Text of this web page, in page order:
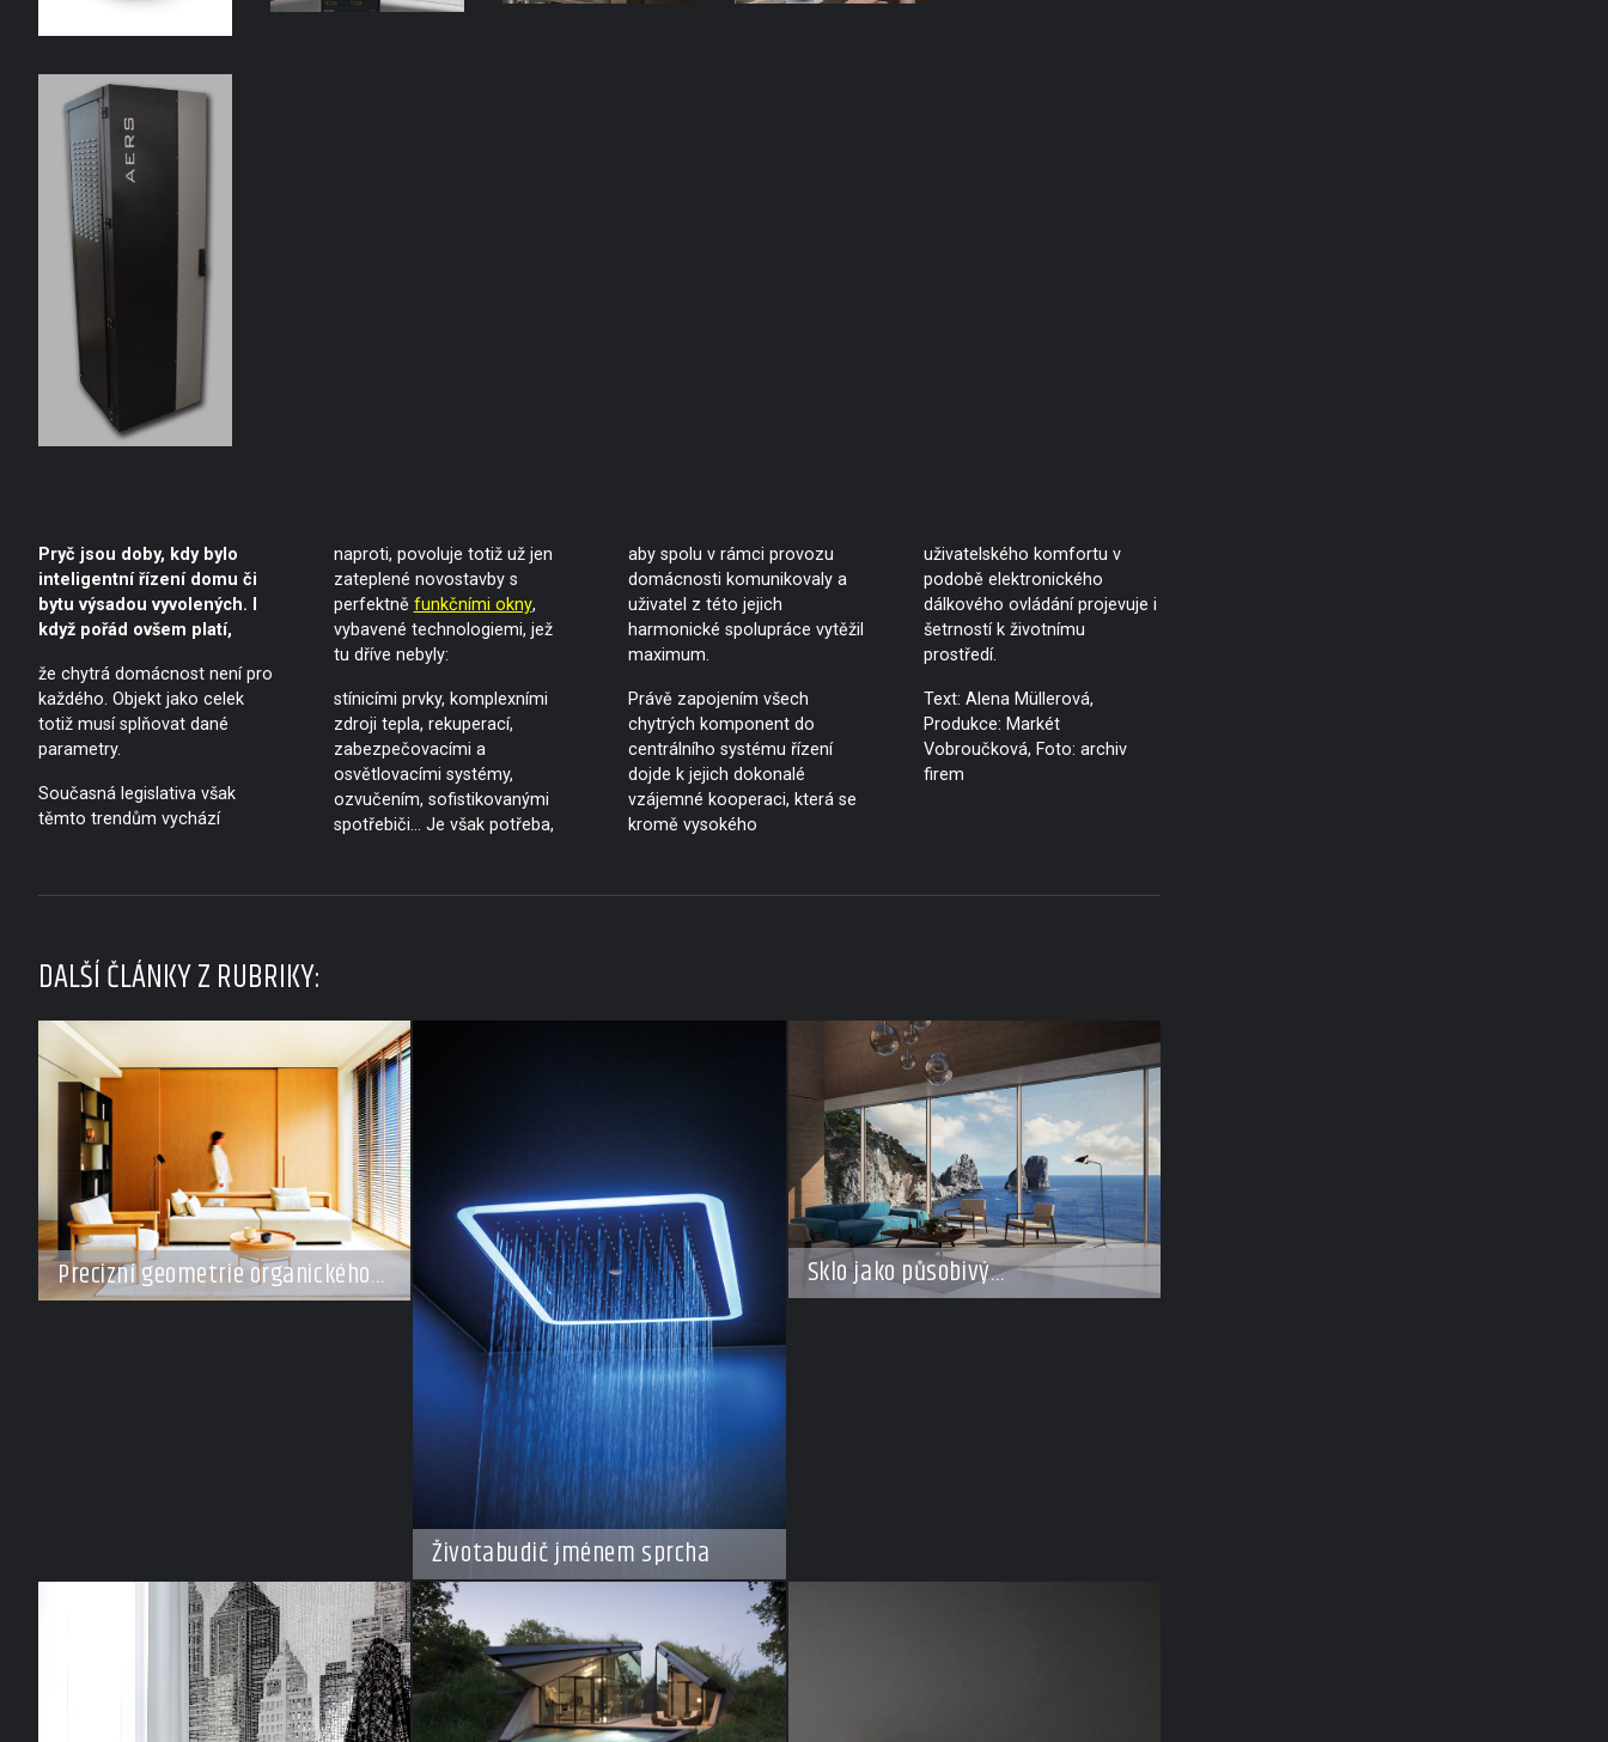
Pryč jsou doby, kdy bylo
inteligentní řízení domu či
bytu výsadou vyvolených. I
když pořád ovšem platí,
že chytrá domácnost není pro
každého. Objekt jako celek
totiž musí splňovat dané
parametry.
Současná legislativa však
těmto trendům vychází
naproti, povoluje totiž už jen
zateplené novostavby s
perfektně funkčními okny,
vybavené technologiemi, jež
tu dříve nebyly:
stínicími prvky, komplexními
zdroji tepla, rekuperací,
zabezpečovacími a
osvětlovacími systémy,
ozvučením, sofistikovanými
spotřebiči… Je však potřeba,
aby spolu v rámci provozu
domácnosti komunikovaly a
uživatel z této jejich
harmonické spolupráce vytěžil
maximum.
Právě zapojením všech
chytrých komponent do
centrálního systému řízení
dojde k jejich dokonalé
vzájemné kooperaci, která se
kromě vysokého
uživatelského komfortu v
podobě elektronického
dálkového ovládání projevuje i
šetrností k životnímu
prostředí.
Text: Alena Müllerová,
Produkce: Markét
Vobroučková, Foto: archiv
firem
DALŠÍ ČLÁNKY Z RUBRIKY:
Precizní geometrie organického
klidu
Životabudič jménem sprcha
Sklo jako působivý
architektonický materiál